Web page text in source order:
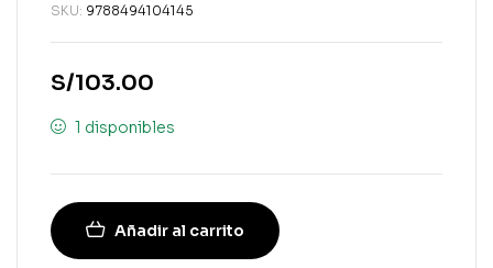
SKU: 9788494104145
S/103.00
1 disponibles
Añadir al carrito